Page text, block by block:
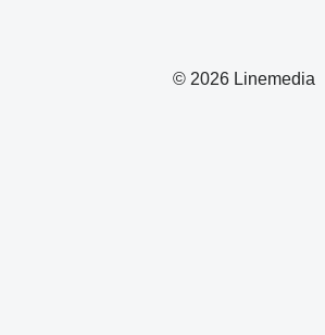
© 2026 Linemedia